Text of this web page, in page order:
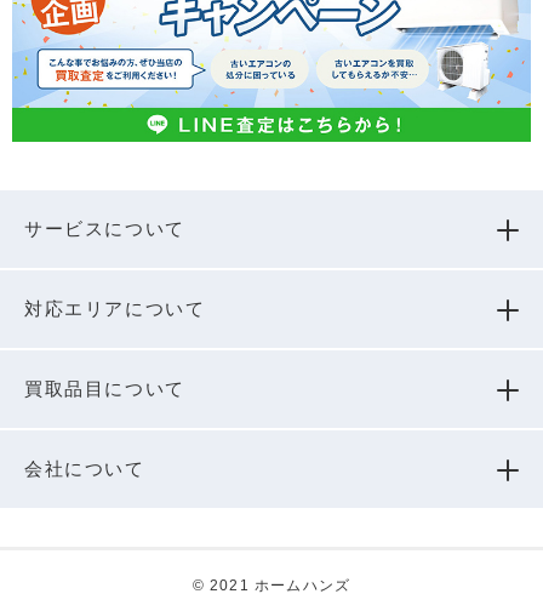
サービスについて
対応エリアについて
買取品⽬について
会社について
© 2021 ホームハンズ